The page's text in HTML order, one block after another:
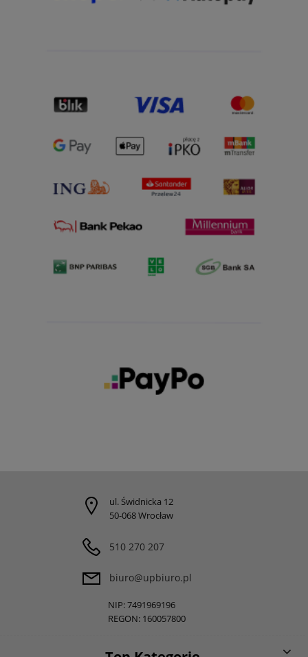
ul. Świdnicka 12
50-068 Wrocław
510 270 207
biuro@upbiuro.pl
NIP: 7491969196
REGON: 160057800